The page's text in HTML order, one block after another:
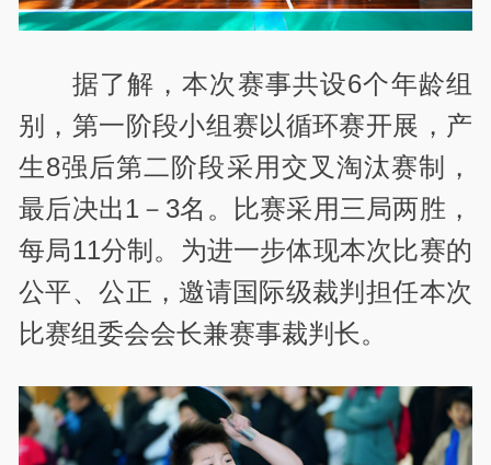
据了解，本次赛事共设6个年龄组
别，第一阶段小组赛以循环赛开展，产
生8强后第二阶段采用交叉淘汰赛制，
最后决出1－3名。比赛采用三局两胜，
每局11分制。为进一步体现本次比赛的
公平、公正，邀请国际级裁判担任本次
比赛组委会会长兼赛事裁判长。